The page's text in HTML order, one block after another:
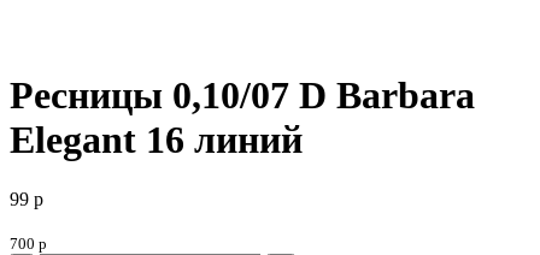
Ресницы 0,10/07 D Barbara
Elegant 16 линий
99 р
700 р